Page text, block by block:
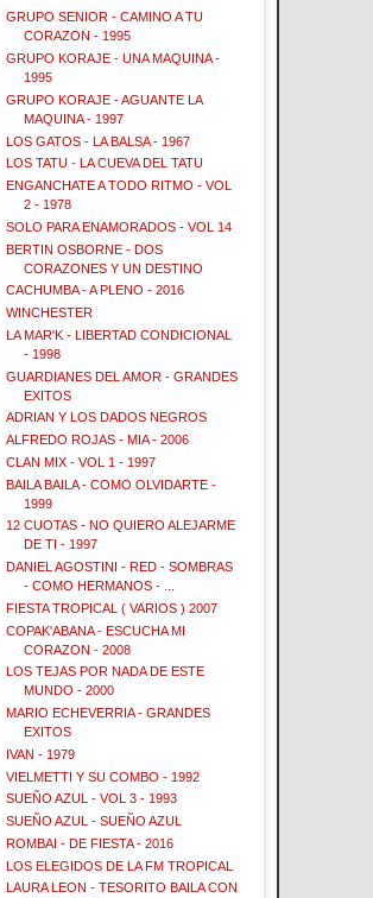
GRUPO SENIOR - CAMINO A TU
CORAZON - 1995
GRUPO KORAJE - UNA MAQUINA -
1995
GRUPO KORAJE - AGUANTE LA
MAQUINA - 1997
LOS GATOS - LA BALSA - 1967
LOS TATU - LA CUEVA DEL TATU
ENGANCHATE A TODO RITMO - VOL
2 - 1978
SOLO PARA ENAMORADOS - VOL 14
BERTIN OSBORNE - DOS
CORAZONES Y UN DESTINO
CACHUMBA - A PLENO - 2016
WINCHESTER
LA MAR'K - LIBERTAD CONDICIONAL
- 1998
GUARDIANES DEL AMOR - GRANDES
EXITOS
ADRIAN Y LOS DADOS NEGROS
ALFREDO ROJAS - MIA - 2006
CLAN MIX - VOL 1 - 1997
BAILA BAILA - COMO OLVIDARTE -
1999
12 CUOTAS - NO QUIERO ALEJARME
DE TI - 1997
DANIEL AGOSTINI - RED - SOMBRAS
- COMO HERMANOS - ...
FIESTA TROPICAL ( VARIOS ) 2007
COPAK'ABANA - ESCUCHA MI
CORAZON - 2008
LOS TEJAS POR NADA DE ESTE
MUNDO - 2000
MARIO ECHEVERRIA - GRANDES
EXITOS
IVAN - 1979
VIELMETTI Y SU COMBO - 1992
SUEÑO AZUL - VOL 3 - 1993
SUEÑO AZUL - SUEÑO AZUL
ROMBAI - DE FIESTA - 2016
LOS ELEGIDOS DE LA FM TROPICAL
LAURA LEON - TESORITO BAILA CON